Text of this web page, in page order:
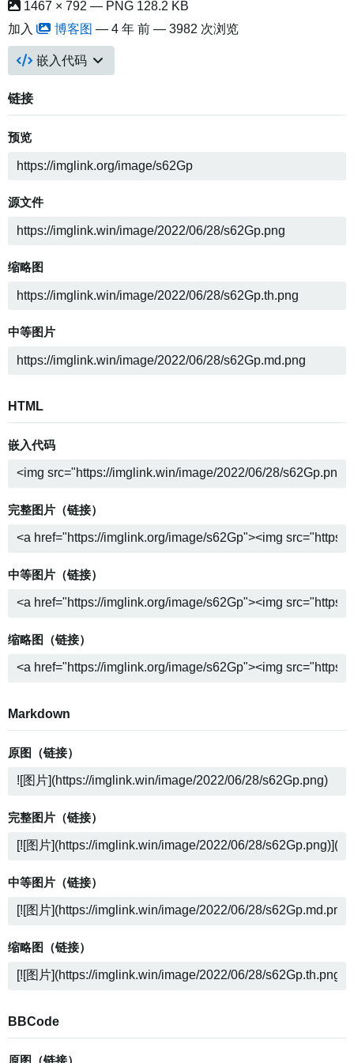
1467 × 792 — PNG 128.2 KB
加入
博客图 — 4 年 前 — 3982 次浏览
嵌入代码
链接
预览
源文件
缩略图
中等图片
HTML
嵌入代码
完整图片（链接）
中等图片（链接）
缩略图（链接）
Markdown
原图（链接）
完整图片（链接）
中等图片（链接）
缩略图（链接）
BBCode